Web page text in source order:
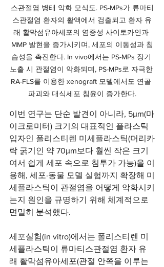
스관절염 병태 악화 모식도. PS-MPs가 류마티
스관절염 환자의 활액에서 검출되고 환자 유
래 활막섬유아세포의 염증성 사이토카인과
MMP 발현을 증가시키며, 세포의 이동성과 침
습성을 촉진한다. In vivo에서는 PS-MPs 장기
노출 시 관절염이 악화되며, PS-MPs로 자극한
RA-FLS를 이용한 xenograft 모델에서도 연골
파괴와 대식세포 침윤이 증가한다.
이번 연구는 단순 발견이 아니라, 5μm(마
이크로미터) 크기의 대표적인 플라스틱
입자인 폴리스티렌 미세플라스틱(머리카
락 굵기인 약 70μm보다 훨씬 작은 크기
여서 쉽게 세포 속으로 침투가 가능)을 이
용해, 세포·동물 모델 실험까지 확장해 미
세플라스틱이 관절염을 어떻게 악화시키
는지 원인을 규명하기 위해 체계적으로
면밀히 분석했다.
세포실험(in vitro)에서는 폴리스티렌 미
세플라스틱이 류마티스관절염 환자 유
래 활막섬유아세포(관절 안쪽을 이루는